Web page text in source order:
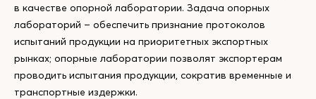
в качестве опорной лаборатории. Задача опорных
лабораторий – обеспечить признание протоколов
испытаний продукции на приоритетных экспортных
рынках; опорные лаборатории позволят экспортерам
проводить испытания продукции, сократив временные и
транспортные издержки.